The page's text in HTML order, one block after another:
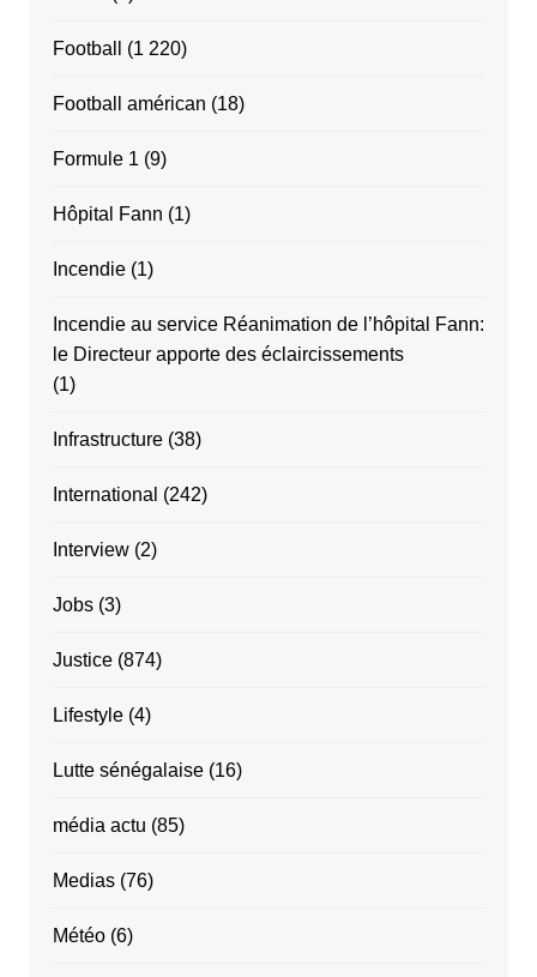
Football (1 220)
Football américan (18)
Formule 1 (9)
Hôpital Fann (1)
Incendie(1)
Incendie au service Réanimation de l’hôpital Fann:
le Directeur apporte des éclaircissements
(1)
Infrastructure(38)
International (242)
Interview(2)
Jobs(3)
Justice(874)
Lifestyle(4)
Lutte sénégalaise(16)
média actu (85)
Medias(76)
Météo(6)